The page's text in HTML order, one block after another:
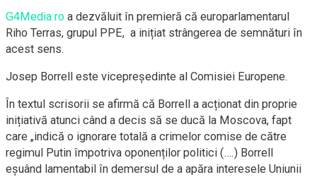
G4Media.ro a dezvăluit în premieră că europarlamentarul
Riho Terras, grupul PPE, a inițiat strângerea de semnături în
acest sens.
Josep Borrell este vicepreședinte al Comisiei Europene.
În textul scrisorii se afirmă că Borrell a acționat din proprie
inițiativă atunci când a decis să se ducă la Moscova, fapt
care „indică o ignorare totală a crimelor comise de către
regimul Putin împotriva oponenților politici (….) Borrell
eșuând lamentabil în demersul de a apăra interesele Uniunii